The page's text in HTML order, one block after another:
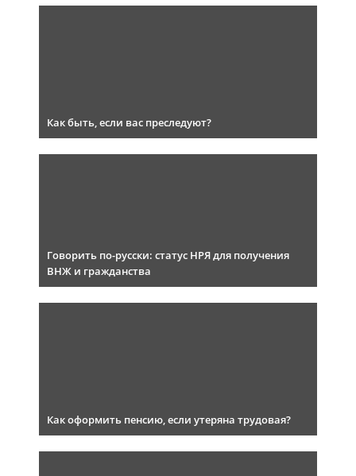
Как быть, если вас преследуют?
Говорить по-русски: статус НРЯ для получения
ВНЖ и гражданства
Как оформить пенсию, если утеряна трудовая?